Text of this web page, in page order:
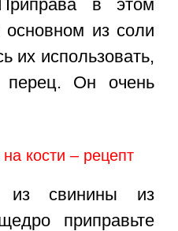
в этом
основном из соли
их использовать,
перец. Он очень
кости – рецепт
из свинины из
приправьте